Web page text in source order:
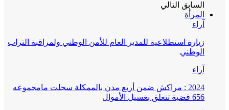
السابق التالي
المرأة
آراء
زيارة استطلاعية للمدير العام للأمن الوطني ولمراقبة التراب
الوطني
آراء
2024 : مراكش ضمن أربع مدن بالممكلة سجلت مامجموعه
656 قضية تتعلق بغسيل الأموال